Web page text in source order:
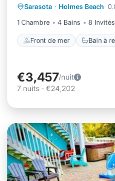
Sarasota · Holmes Beach
1 Chambre
4 Bains 8 Invités
Front de mer Bain à
Piscine
€3,457/nuit
7 nuits - €24,202